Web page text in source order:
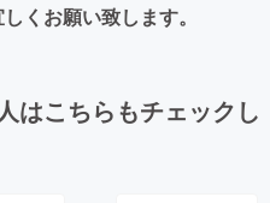
くお願い致します。
はこちらもチェックし